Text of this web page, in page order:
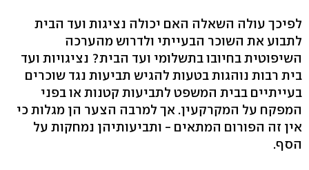
לפיכך עולה השאלה האם יכולה נציגות ועד הבית
לתבוע את השוכר הבעייתי ולדרוש מהערכה
השיפוטית בחיובו בתשלומי ועד הבית? נציגויות ועד
בית רבות נוהגות בטעות להגיש תביעות נגד שוכרים
בעייתיים בבית המשפט לתביעות קטנות או בפני
המפקח על המקרקעין. אך למרבה הצער הן מגלות כי
אין זה הפורום המתאים - ותביעותיהן נמחקות על
הסף.